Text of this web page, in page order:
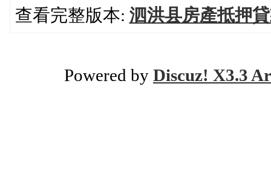
查看完整版本: 泗洪县房產抵押
Powered by Discuz! X3.3